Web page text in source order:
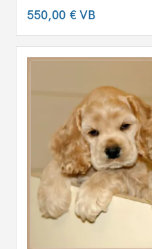
550,00 €VB